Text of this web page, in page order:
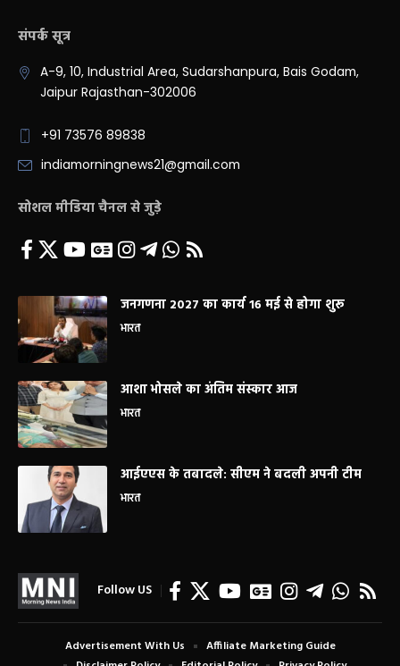
संपर्क सूत्र
A-9, 10, Industrial Area, Sudarshanpura, Bais Godam,
Jaipur Rajasthan-302006
+91 73576 89838
indiamorningnews21@gmail.com
सोशल मीडिया चैनल से जुड़े
जनगणना 2027 का कार्य 16 मई से होगा शुरू
भारत
आशा भोसले का अंतिम संस्कार आज
भारत
आईएएस के तबादले: सीएम ने बदली अपनी टीम
भारत
Follow US
Advertisement With Us
Affiliate Marketing Guide